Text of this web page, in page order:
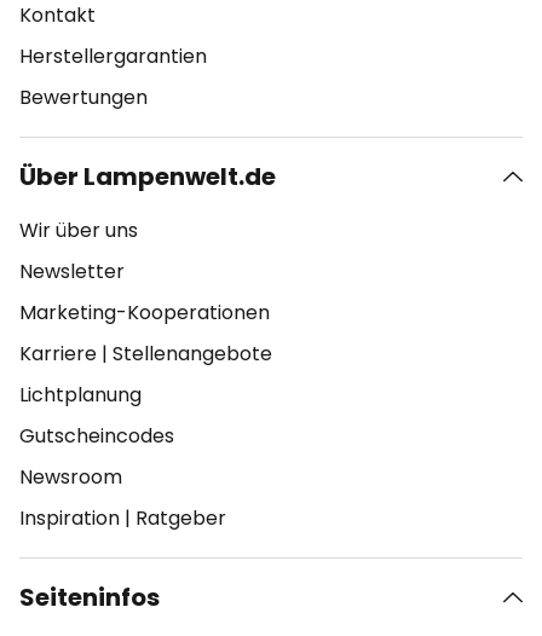
Kontakt
Herstellergarantien
Bewertungen
Über Lampenwelt.de
Wir über uns
Newsletter
Marketing-Kooperationen
Karriere | Stellenangebote
Lichtplanung
Gutscheincodes
Newsroom
Inspiration | Ratgeber
Seiteninfos